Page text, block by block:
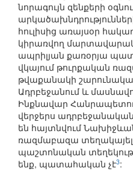
նորագույն զենքերի
հուլիսից առայսօր
կիրառվող
ապրիլյան քառօրյա
վկայում թուրքական
թվաքանակի
Ադրբեջանում և
Ինքնավար
վերջերս
են հայտնվում
ռազմաբազա
պաշտոնական
ենք, պատահական չէ3: